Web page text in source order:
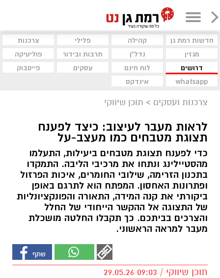
חדשות רמת גן קהילה פלילי
צרכנות
מגזין
נדל"ן תרבות ובידור
פוליטיקה
דרושים
לוח חינם עסקים
פייסבוק
whatsapp
אינדקס
צרכנות ועסקים > תוכן שיווקי
לראות מעבר לעיצוב: כיצד לפענח
תצוגת מטבחים כמו מעצב-על
כדי לפענח תצוגת מטבחים ביעילות, התעלמו
מהסטיילינג ונתחו את מרכיבי הליבה. התמקדו
בתכנון הזרימה, שילובי החומרים, איכות הפרזול
ופתרונות האחסון. המפתח הוא לתרגם באופן
ביקורתי את קנה המידה, התאורה והפונקציונליות
של התצוגה אל ההקשר הייחודי של החלל
והצרכים בביתכם. כך תקבלו החלטה מושכלת
מעבר למראה הראשוני.
תוכן שיווקי / 09:03 29.05.26